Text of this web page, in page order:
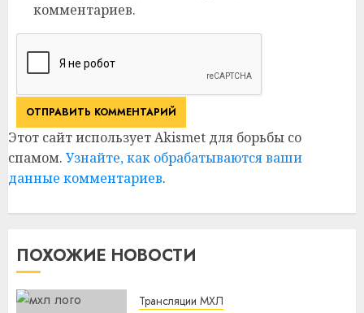
комментариев.
Этот сайт использует Akismet для борьбы со
спамом. Узнайте, как обрабатываются ваши
данные комментариев.
ПОХОЖИЕ НОВОСТИ
Трансляции МХЛ